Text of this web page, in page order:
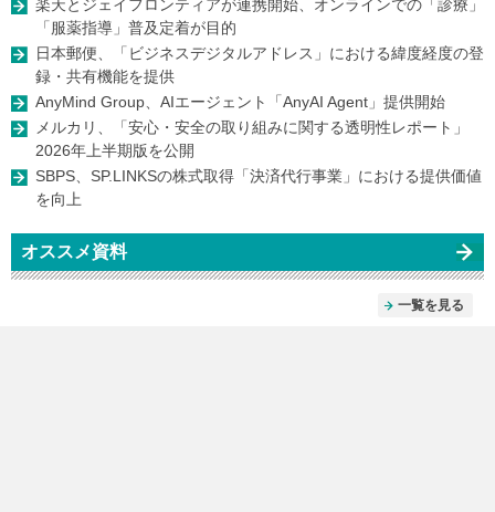
楽天とジェイフロンティアが連携開始、オンラインでの「診療」
「服薬指導」普及定着が目的
日本郵便、「ビジネスデジタルアドレス」における緯度経度の登
録・共有機能を提供
AnyMind Group、AIエージェント「AnyAI Agent」提供開始
メルカリ、「安心・安全の取り組みに関する透明性レポート」
2026年上半期版を公開
SBPS、SP.LINKSの株式取得「決済代行事業」における提供価値
を向上
オススメ資料
一覧を見る